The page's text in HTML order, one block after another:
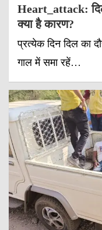
Heart_attack: दिल
क्या है कारण?
प्रत्येक दिन दिल का
गाल में समा रहें…